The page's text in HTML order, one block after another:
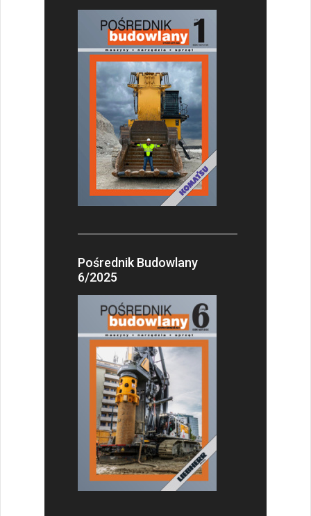
Pośrednik Budowlany
6/2025